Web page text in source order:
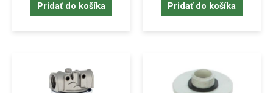
Pridať do košíka Pridať do košíka